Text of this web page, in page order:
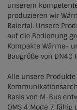
unserem
produzieren wir
Baiertal. Unsere
auf die Bedienung
Kompakte Wärme-
Baugröße von DN40
Alle unsere
Basis von M-Bus
OMS 4 Mode 7